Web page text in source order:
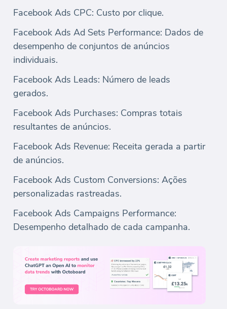
Facebook Ads CPC: Custo por clique.
Facebook Ads Ad Sets Performance: Dados de
desempenho de conjuntos de anúncios
individuais.
Facebook Ads Leads: Número de leads
gerados.
Facebook Ads Purchases: Compras totais
resultantes de anúncios.
Facebook Ads Revenue: Receita gerada a partir
de anúncios.
Facebook Ads Custom Conversions: Ações
personalizadas rastreadas.
Facebook Ads Campaigns Performance:
Desempenho detalhado de cada campanha.